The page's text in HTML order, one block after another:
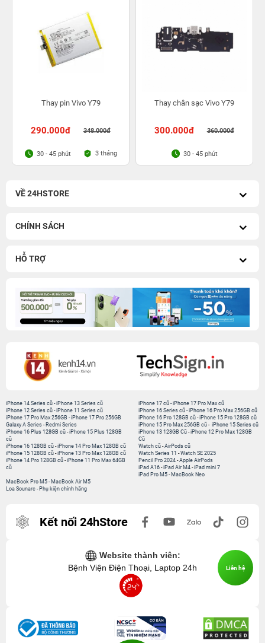
Thay pin Vivo Y79
290.000đ 348.000đ
30 - 45 phút 3 tháng
Thay chân sạc Vivo Y79
300.000đ 360.000đ
30 - 45 phút
VỀ 24HSTORE
CHÍNH SÁCH
HỖ TRỢ
iPhone 14 Series cũ -iPhone 13 Series cũ
iPhone 12 Series cũ -iPhone 11 Series cũ
iPhone 17 Pro Max 256GB -iPhone 17 Pro 256GB
Galaxy A Series - Redmi Series
iPhone 17 cũ -iPhone 17 Pro Max cũ
iPhone 16 Series cũ - iPhone 16 Pro Max 256GB cũ
iPhone 16 Pro 128GB cũ -iPhone 15 Pro 128GB cũ
iPhone 15 Pro Max 256GB cũ - iPhone 15 Series cũ
iPhone 16 Plus 128GB cũ -iPhone 15 Plus 128GB
cũ
iPhone 16 128GB cũ -iPhone 14 Pro Max 128GB cũ
iPhone 15 128GB cũ -iPhone 13 Pro Max 128GB cũ
iPhone 14 Pro 128GB cũ -iPhone 11 Pro Max 64GB
cũ
iPhone 13 128GB Cũ -iPhone 12 Pro Max 128GB
Cũ
Watch cũ -AirPods cũ
Watch Series 11 -Watch SE 2025
Pencil Pro 2024 -Apple AirPods
iPad A16 -iPad Air M4 -iPad mini 7
iPad Pro M5 - MacBook Neo
MacBook Pro M5 - MacBook Air M5
Loa Sounarc - Phụ kiện chính hãng
Kết nối 24hStore
Website thành viên:
Bệnh Viện Điện Thoại, Laptop 24h
Liên hệ